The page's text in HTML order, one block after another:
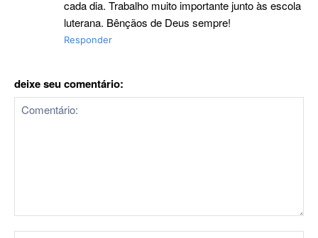
cada dia. Trabalho muito importante junto às escola
luterana. Bênçãos de Deus sempre!
Responder
deixe seu comentário: